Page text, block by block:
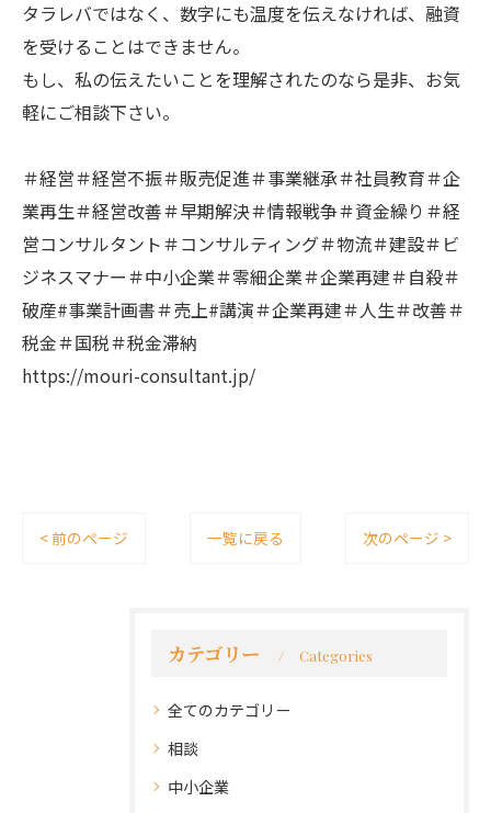
タラレバではなく、数字にも温度を伝えなければ、融資
を受けることはできません。
もし、私の伝えたいことを理解されたのなら是非、お気
軽にご相談下さい。
＃経営＃経営不振＃販売促進＃事業継承＃社員教育＃企
業再生＃経営改善＃早期解決＃情報戦争＃資金繰り＃経
営コンサルタント＃コンサルティング＃物流＃建設＃ビ
ジネスマナー＃中小企業＃零細企業＃企業再建＃自殺＃
破産#事業計画書＃売上#講演＃企業再建＃人生＃改善＃
税金＃国税＃税金滞納
https://mouri-consultant.jp/
< 前のページ 一覧に戻る 次のページ >
カテゴリー Categories
全てのカテゴリー
相談
中小企業